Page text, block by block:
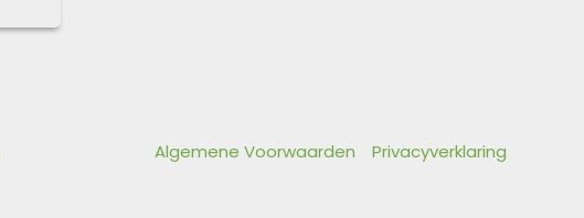
Algemene Voorwaarden Privacyverklaring